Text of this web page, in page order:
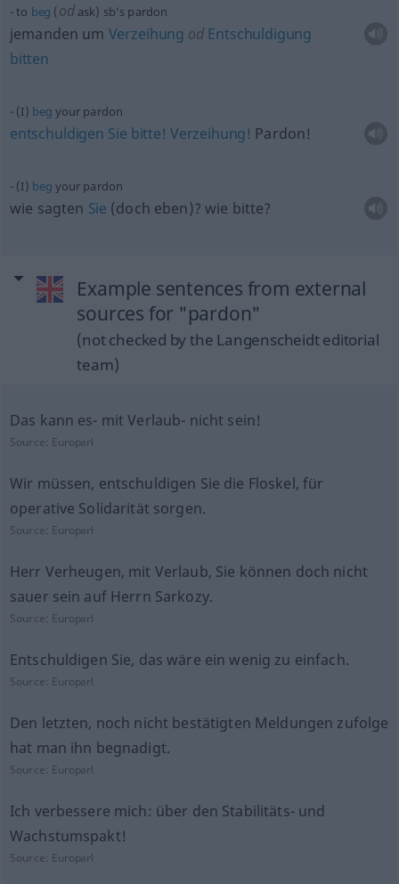
to beg (odask) sb’s pardon
jemanden um Verzeihung od Entschuldigung
bitten
(I) beg your pardon
entschuldigen Sie bitte! Verzeihung! Pardon!
(I) beg your pardon
wie sagten Sie (doch eben)? wie bitte?
Example sentences from external
sources for "pardon"
(not checked by the Langenscheidt editorial
team)
Das kann es- mit Verlaub- nicht sein!
Source: Europarl
Wir müssen, entschuldigen Sie die Floskel, für
operative Solidarität sorgen.
Source: Europarl
Herr Verheugen, mit Verlaub, Sie können doch nicht
sauer sein auf Herrn Sarkozy.
Source: Europarl
Entschuldigen Sie, das wäre ein wenig zu einfach.
Source: Europarl
Den letzten, noch nicht bestätigten Meldungen zufolge
hat man ihn begnadigt.
Source: Europarl
Ich verbessere mich: über den Stabilitäts- und
Wachstumspakt!
Source: Europarl